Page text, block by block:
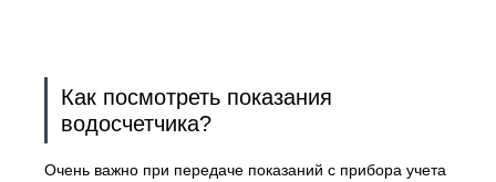
Как посмотреть показания
водосчетчика?
Очень важно при передаче показаний с прибора учета